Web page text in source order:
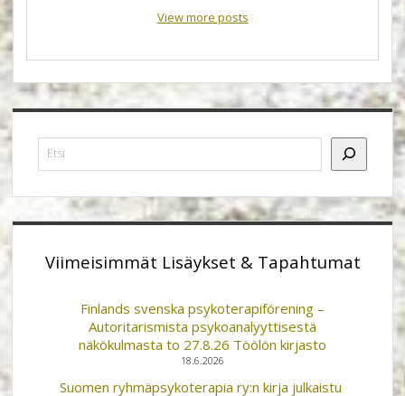
View more posts
Sidebar
Viimeisimmät Lisäykset & Tapahtumat
Finlands svenska psykoterapiförening –
Autoritarismista psykoanalyyttisestä
näkökulmasta to 27.8.26 Töölön kirjasto
18.6.2026
Suomen ryhmäpsykoterapia ry:n kirja julkaistu